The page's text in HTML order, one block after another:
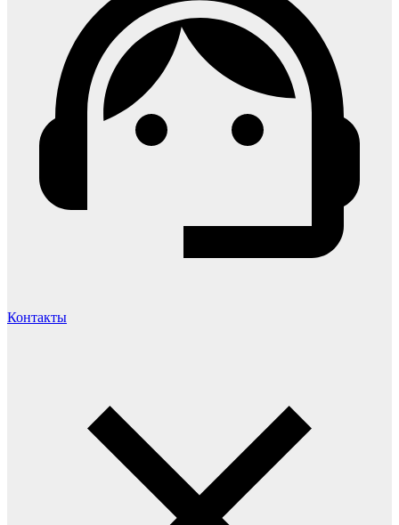
Контакты